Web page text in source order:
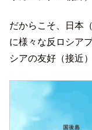
だからこそ、日本
に様々な反ロシア
シアの友好（接近